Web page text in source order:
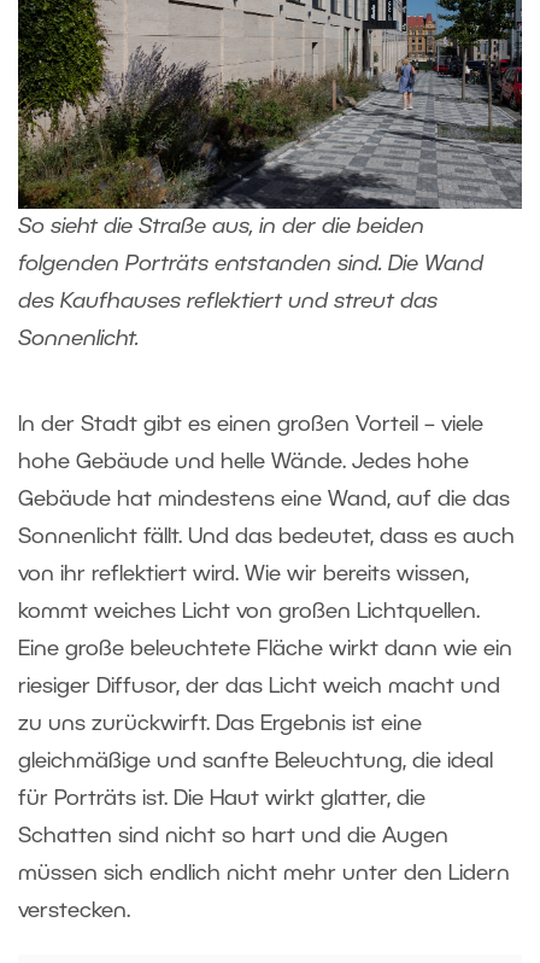
So sieht die Straße aus, in der die beiden
folgenden Porträts entstanden sind. Die Wand
des Kaufhauses reflektiert und streut das
Sonnenlicht.
In der Stadt gibt es einen großen Vorteil – viele
hohe Gebäude und helle Wände. Jedes hohe
Gebäude hat mindestens eine Wand, auf die das
Sonnenlicht fällt. Und das bedeutet, dass es auch
von ihr reflektiert wird. Wie wir bereits wissen,
kommt weiches Licht von großen Lichtquellen.
Eine große beleuchtete Fläche wirkt dann wie ein
riesiger Diffusor, der das Licht weich macht und
zu uns zurückwirft. Das Ergebnis ist eine
gleichmäßige und sanfte Beleuchtung, die ideal
für Porträts ist. Die Haut wirkt glatter, die
Schatten sind nicht so hart und die Augen
müssen sich endlich nicht mehr unter den Lidern
verstecken.